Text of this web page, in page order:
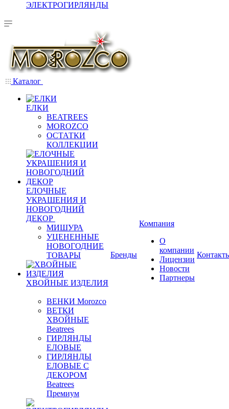
ЭЛЕКТРОГИРЛЯНДЫ
Каталог
ЕЛКИ
BEATREES
MOROZCO
ОСТАТКИ
КОЛЛЕКЦИИ
ЕЛОЧНЫЕ
УКРАШЕНИЯ И
НОВОГОДНИЙ
ДЕКОР
МИШУРА
УЦЕНЕННЫЕ
НОВОГОДНИЕ
ТОВАРЫ
ХВОЙНЫЕ ИЗДЕЛИЯ
ВЕНКИ Morozco
ВЕТКИ
ХВОЙНЫЕ
Beatrees
ГИРЛЯНДЫ
ЕЛОВЫЕ
ГИРЛЯНДЫ
ЕЛОВЫЕ С
ДЕКОРОМ
Beatrees
Премиум
Бренды
Компания
О
компании
Лицензии
Новости
Партнеры